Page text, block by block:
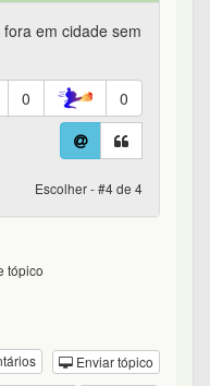
em cidade sem
0 0
Escolher - #4 de 4
tópico
Enviar tópico